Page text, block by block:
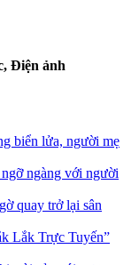
Điện ảnh
biển lửa, người mẹ
ngàng với người
quay trở lại sân
Lắk Trực Tuyến”